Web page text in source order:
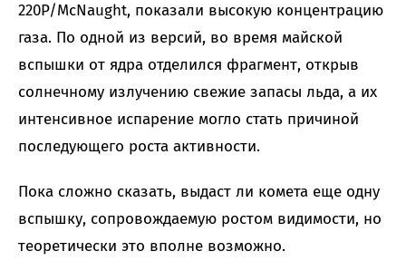
220P/McNaught, показали высокую концентрацию
газа. По одной из версий, во время майской
вспышки от ядра отделился фрагмент, открыв
солнечному излучению свежие запасы льда, а их
интенсивное испарение могло стать причиной
последующего роста активности.
Пока сложно сказать, выдаст ли комета еще одну
вспышку, сопровождаемую ростом видимости, но
теоретически это вполне возможно.